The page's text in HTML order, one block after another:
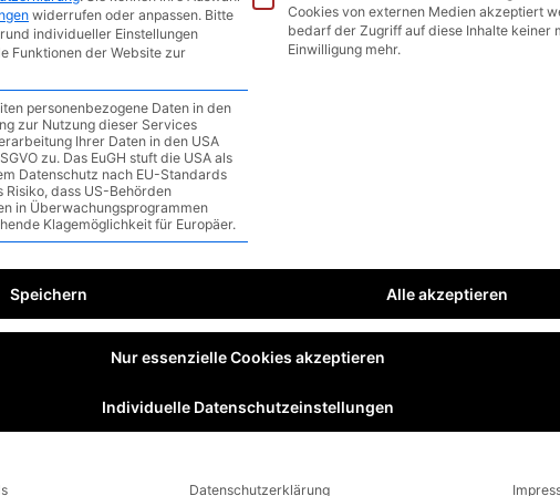
Akkustand vom
widerrufen oder anpassen. Bitte
individueller Einstellungen
Funktionen der Website zur
personenbezogene Daten in den
zur Nutzung dieser Services
Ihrer Daten in den USA
zu. Das EuGH stuft die USA als
Datenschutz nach EU-Standards
Risiko, dass US-Behörden
in Überwachungsprogrammen
Klagemöglichkeit für Europäer.
Cookies von externen Medien akzeptiert
bedarf der Zugriff auf diese Inhalte keiner
Einwilligung mehr.
Speichern Alle akzeptieren
Nur essenzielle Cookies akzeptieren
Individuelle Datenschutzeinstellungen
Datenschutzerklärung